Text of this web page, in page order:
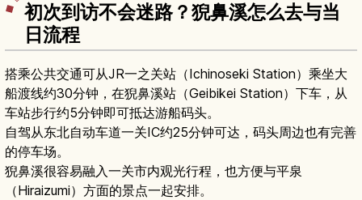
初次到访不会迷路？猊鼻溪怎么去与当
日流程
搭乘公共交通可从JR一之关站（Ichinoseki Station）乘坐大
船渡线约30分钟，在猊鼻溪站（Geibikei Station）下车，从
车站步行约5分钟即可抵达游船码头。
自驾从东北自动车道一关IC约25分钟可达，码头周边也有完善
的停车场。
猊鼻溪很容易融入一关市内观光行程，也方便与平泉
（Hiraizumi）方面的景点一起安排。